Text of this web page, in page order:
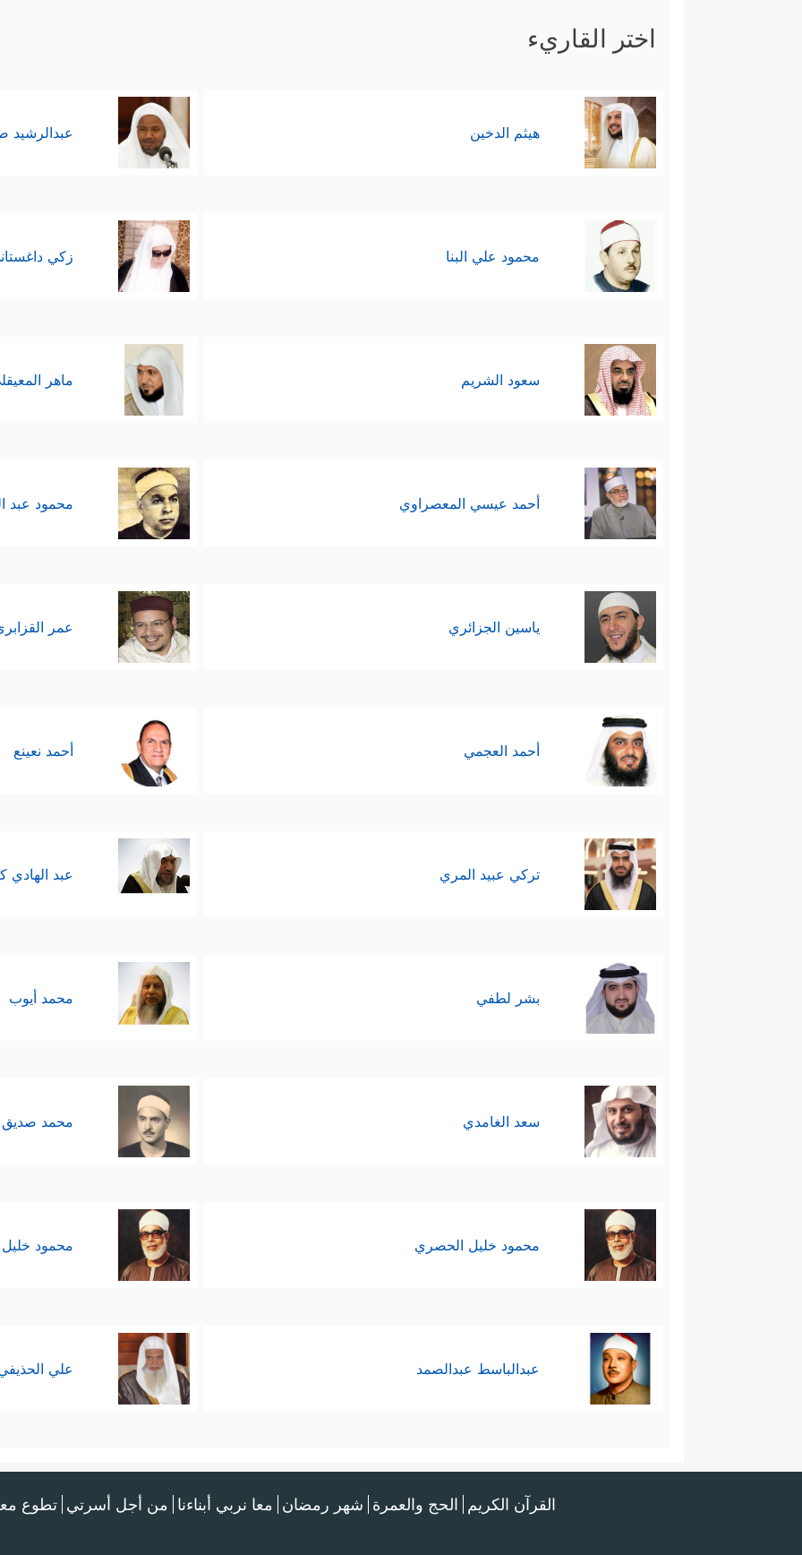
اختر القاريء
هيثم الدخين عبدالرشيد
محمود علي البنا زكي
سعود الشريم ماهر
أحمد عيسي المعصراوي محمود عبد
ياسين الجزائري عمر
أحمد العجمي أحمد نعينع
تركي عبيد المري عبد الهادي
بشر لطفي محمد أيوب
سعد الغامدي محمد صديق
محمود خليل الحصري محمود
عبدالباسط عبدالصمد علي
القرآن الكريم الحج والعمرة شهر رمضان معا نربي أبناءنا من أجل أسرتي تطوع